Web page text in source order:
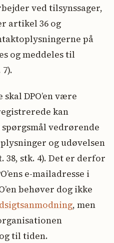
ved tilsynssager,
artikel 36 og
på
og meddeles til
DPO’en være
kan
spørgsmål vedrørende
og udøvelsen
stk. 4). Det er derfor
e-mailadresse i
behøver dog ikke
, men
til tiden.